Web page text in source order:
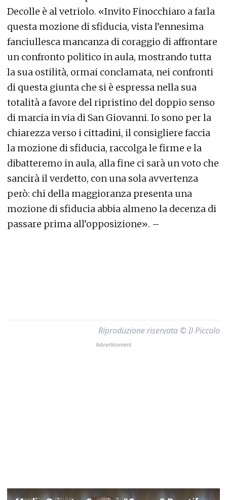
Decolle è al vetriolo. «Invito Finocchiaro a farla
questa mozione di sfiducia, vista l’ennesima
fanciullesca mancanza di coraggio di affrontare
un confronto politico in aula, mostrando tutta
la sua ostilità, ormai conclamata, nei confronti
di questa giunta che si è espressa nella sua
totalità a favore del ripristino del doppio senso
di marcia in via di San Giovanni. Io sono per la
chiarezza verso i cittadini, il consigliere faccia
la mozione di sfiducia, raccolga le firme e la
dibatteremo in aula, alla fine ci sarà un voto che
sancirà il verdetto, con una sola avvertenza
però: chi della maggioranza presenta una
mozione di sfiducia abbia almeno la decenza di
passare prima all’opposizione». –
Riproduzione riservata © Il Piccolo